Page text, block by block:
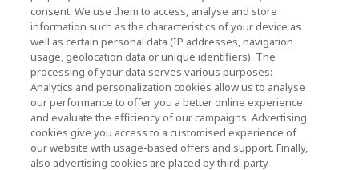
KIOXIA Holdings Corporation Home
Investorenbeziehungen
consent. We use them to access, analyse and store
information such as the characteristics of your device as
well as certain personal data (IP addresses, navigation
usage, geolocation data or unique identifiers). The
processing of your data serves various purposes:
Analytics and personalization cookies allow us to analyse
our performance to offer you a better online experience
and evaluate the efficiency of our campaigns. Advertising
cookies give you access to a customised experience of
our website with usage-based offers and support. Finally,
also advertising cookies are placed by third-party